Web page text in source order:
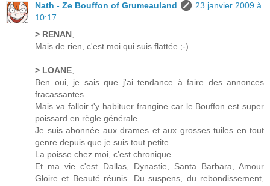
Nath - Ze Bouffon of Grumeauland
23 janvier 2009 à
10:17
> RENAN,
Mais de rien, c'est moi qui suis flattée ;-)
> LOANE,
Ben oui, je sais que j'ai tendance à faire des annonces
fracassantes.
Mais va falloir t'y habituer frangine car le Bouffon est super
poissard en règle générale.
Je suis abonnée aux drames et aux grosses tuiles en tout
genre depuis que je suis tout petite.
La poisse chez moi, c'est chronique.
Et ma vie c'est Dallas, Dynastie, Santa Barbara, Amour
Gloire et Beauté réunis. Du suspens, du rebondissement,